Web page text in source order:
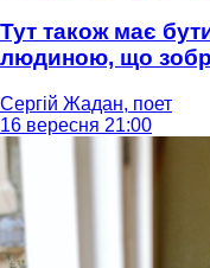
Тут також має
людиною, що
Сергій Жадан, поет
16 вересня 21:00